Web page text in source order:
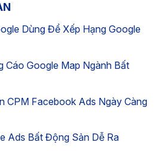
Dùng Để Xếp Hạng Google
Cáo Google Map Ngành Bất
CPM Facebook Ads Ngày Càng
Ads Bất Động Sản Dễ Ra